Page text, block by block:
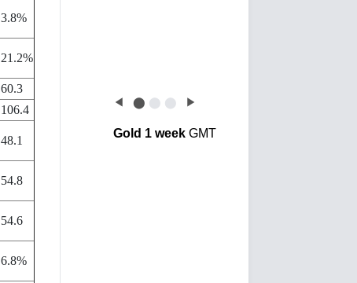
3.8%
21.2%
60.3
106.4
48.1
54.8
54.6
6.8%
◀ ⬤ ⬤ ⬤ ▶
Gold 1 weekGMT